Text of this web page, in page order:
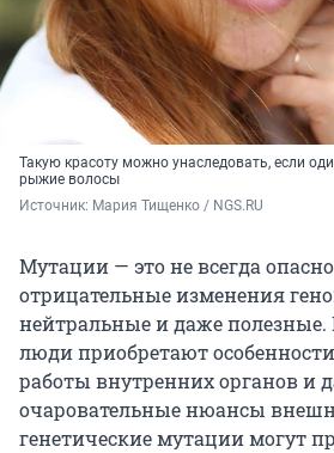
Такую красоту можно унаследовать, если
рыжие волосы
Источник: Мария Тищенко / NGS.RU
Мутации — это не всегда
отрицательные изменения
нейтральные и даже
люди приобретают
работы внутренних органов и
очаровательные нюансы
генетические мутации могут